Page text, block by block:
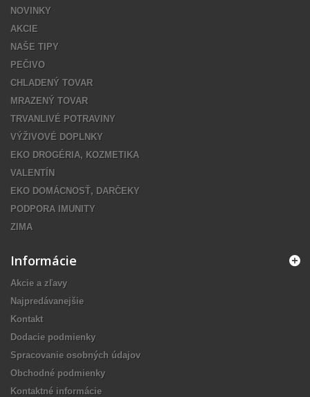
NOVINKY
AKCIE
NAŠE TIPY
PEČIVO
CHLADENÝ TOVAR
MRAZENÝ TOVAR
TRVANLIVÉ POTRAVINY
VÝŽIVOVÉ DOPLNKY
EKO DROGÉRIA, KOZMETIKA
VALENTÍN
EKO DOMÁCNOSŤ, DARČEKY
PODPORA IMUNITY
ZIMA
Informácie
Akcie a zľavy
Najpredávanejšie
Kontakt
Dodacie podmienky
Spracovanie osobných údajov
Obchodné podmienky
Kontaktné informácie